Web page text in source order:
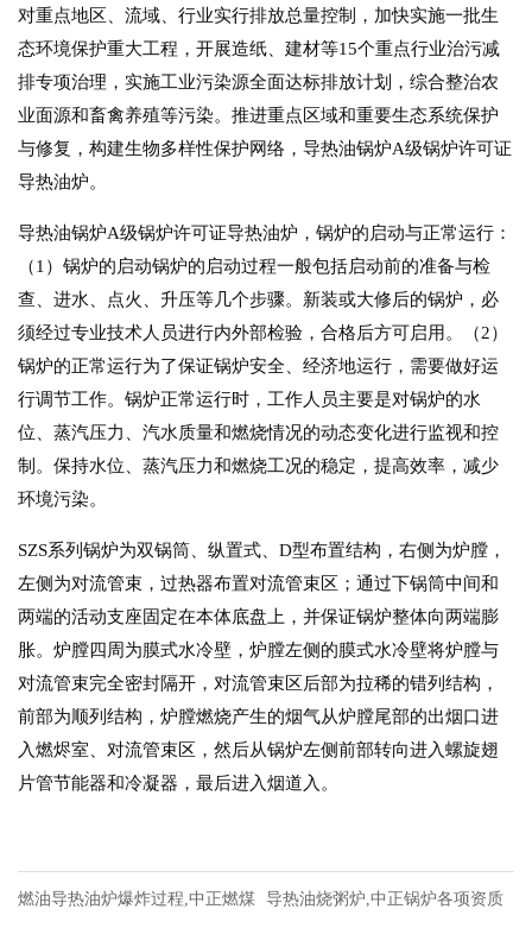
对重点地区、流域、行业实行排放总量控制，加快实施一批生
态环境保护重大工程，开展造纸、建材等15个重点行业治污减
排专项治理，实施工业污染源全面达标排放计划，综合整治农
业面源和畜禽养殖等污染。推进重点区域和重要生态系统保护
与修复，构建生物多样性保护网络，导热油锅炉A级锅炉许可证
导热油炉。
导热油锅炉A级锅炉许可证导热油炉，锅炉的启动与正常运行：
（1）锅炉的启动锅炉的启动过程一般包括启动前的准备与检
查、进水、点火、升压等几个步骤。新装或大修后的锅炉，必
须经过专业技术人员进行内外部检验，合格后方可启用。（2）
锅炉的正常运行为了保证锅炉安全、经济地运行，需要做好运
行调节工作。锅炉正常运行时，工作人员主要是对锅炉的水
位、蒸汽压力、汽水质量和燃烧情况的动态变化进行监视和控
制。保持水位、蒸汽压力和燃烧工况的稳定，提高效率，减少
环境污染。
SZS系列锅炉为双锅筒、纵置式、D型布置结构，右侧为炉膛，
左侧为对流管束，过热器布置对流管束区；通过下锅筒中间和
两端的活动支座固定在本体底盘上，并保证锅炉整体向两端膨
胀。炉膛四周为膜式水冷壁，炉膛左侧的膜式水冷壁将炉膛与
对流管束完全密封隔开，对流管束区后部为拉稀的错列结构，
前部为顺列结构，炉膛燃烧产生的烟气从炉膛尾部的出烟口进
入燃烬室、对流管束区，然后从锅炉左侧前部转向进入螺旋翅
片管节能器和冷凝器，最后进入烟道入。
燃油导热油炉爆炸过程,中正燃煤 导热油烧粥炉,中正锅炉各项资质